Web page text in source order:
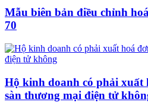
Mẫu biên bản điều chỉnh
70
Hộ kinh doanh có phải xuất
sàn thương mại điện tử